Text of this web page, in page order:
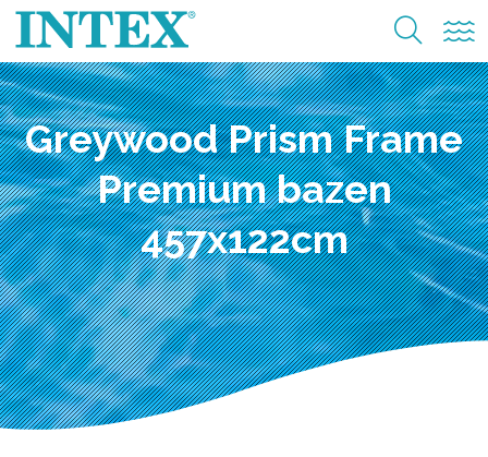
Greywood Prism Frame
Premium bazen
457x122cm